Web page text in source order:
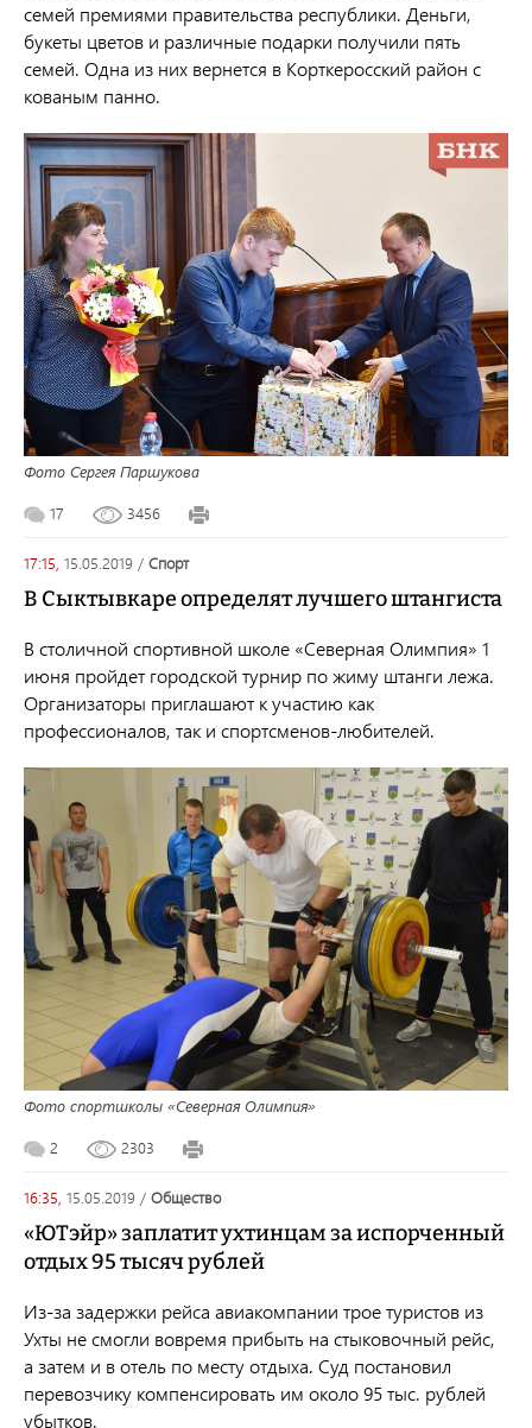
семей премиями правительства республики. Деньги,
букеты цветов и различные подарки получили пять
семей. Одна из них вернется в Корткеросский район с
кованым панно.
Фото Сергея Паршукова
17 3456
17:15, 15.05.2019 / спорт
В Сыктывкаре определят лучшего штангиста
В столичной спортивной школе «Северная Олимпия» 1
июня пройдет городской турнир по жиму штанги лежа.
Организаторы приглашают к участию как
профессионалов, так и спортсменов-любителей.
Фото спортшколы «Северная Олимпия»
2 2303
16:35, 15.05.2019 / общество
«ЮТэйр» заплатит ухтинцам за испорченный
отдых 95 тысяч рублей
Из-за задержки рейса авиакомпании трое туристов из
Ухты не смогли вовремя прибыть на стыковочный рейс,
а затем и в отель по месту отдыха. Суд постановил
перевозчику компенсировать им около 95 тыс. рублей
убытков.